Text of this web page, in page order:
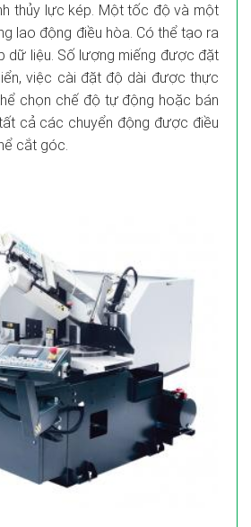
thủy lực kép. Một tốc độ và một
lao động điều hòa. Có thể tạo ra
dữ liệu. Số lượng miếng được đặt
việc cài đặt độ dài được thực
chọn chế độ tự động hoặc bán
cả các chuyển động được điều
cắt góc.